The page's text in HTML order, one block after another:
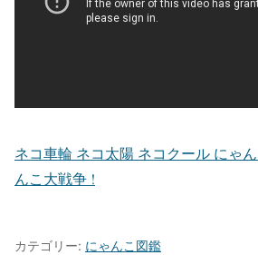
ネコ車輪 ネコ太陽 ネコクール にゃ
んこ大戦争 !
カテゴリー: にゃんこ図鑑